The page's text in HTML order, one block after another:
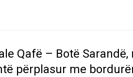
Qafë – Botë Sarandë,
përplasur me